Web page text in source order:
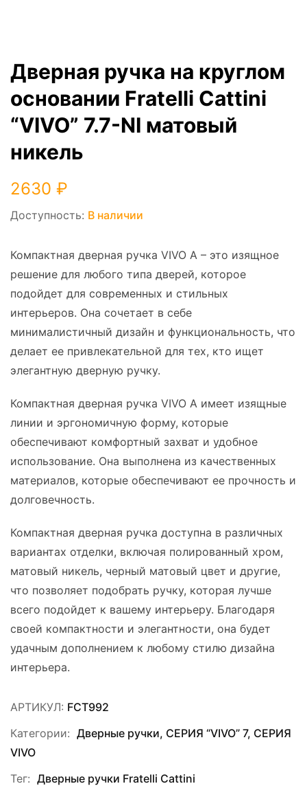
Дверная ручка на круглом
основании Fratelli Cattini
“VIVO” 7.7-NI матовый
никель
2630 ₽
Доступность: В наличии
Компактная дверная ручка VIVO A – это изящное
решение для любого типа дверей, которое
подойдет для современных и стильных
интерьеров. Она сочетает в себе
минималистичный дизайн и функциональность, что
делает ее привлекательной для тех, кто ищет
элегантную дверную ручку.
Компактная дверная ручка VIVO A имеет изящные
линии и эргономичную форму, которые
обеспечивают комфортный захват и удобное
использование. Она выполнена из качественных
материалов, которые обеспечивают ее прочность и
долговечность.
Компактная дверная ручка доступна в различных
вариантах отделки, включая полированный хром,
матовый никель, черный матовый цвет и другие,
что позволяет подобрать ручку, которая лучше
всего подойдет к вашему интерьеру. Благодаря
своей компактности и элегантности, она будет
удачным дополнением к любому стилю дизайна
интерьера.
АРТИКУЛ: FCT992
Категории: Дверные ручки, СЕРИЯ “VIVO” 7, СЕРИЯ
VIVO
Тег: Дверные ручки Fratelli Cattini